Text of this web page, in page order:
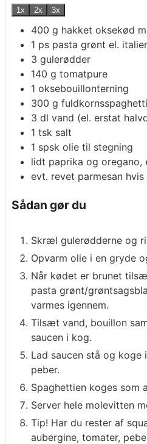
1x 2x 3x
400 g hakket oksekød
1 ps pasta grønt el.
3 gulerødder
140 g tomatpure
1 oksebouillonterning
300 g fuldkornsspaghetti
3 dl vand (el. erstat
1 tsk salt
1 spsk olie til stegning
lidt paprika og oregano,
evt. revet parmesan
Sådan gør du
Skræl gulerødderne og
Opvarm olie i en gryde
Når kødet er brunet
pasta grønt/
varmes igennem.
Tilsæt vand, bouillon
saucen i kog.
Lad saucen stå og koge
peber.
Spaghettien koges som
Server hele molevitten
Tip! Har du rester af
aubergine, tomater,